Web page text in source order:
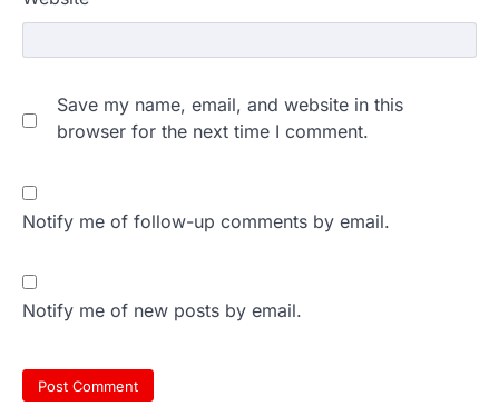
Save my name, email, and website in this
browser for the next time I comment.
Notify me of follow-up comments by email.
Notify me of new posts by email.